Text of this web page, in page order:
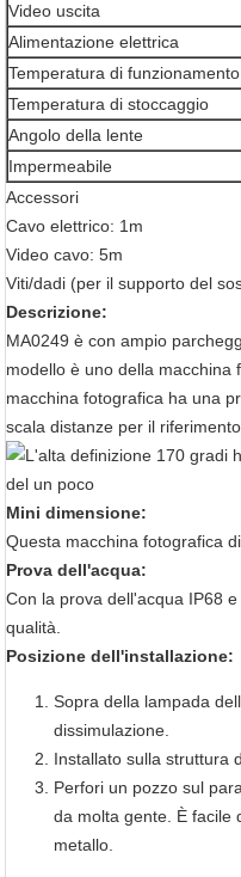
Video uscita
Alimentazione elettrica
Temperatura di funzionamento
Temperatura di stoccaggio
Angolo della lente
Impermeabile
Accessori
Cavo elettrico: 1m
Video cavo: 5m
Viti/dadi (per il supporto del
Descrizione:
MA0249 è con ampio
modello è uno della macchina
macchina fotografica ha una
scala distanze per il
Mini dimensione:
Questa macchina fotografica
Prova dell'acqua:
Con la prova dell'acqua IP68
qualità.
Posizione dell'installazione:
Sopra della lampada
dissimulazione.
Installato sulla struttura
Perfori un pozzo sul
da molta gente. È facile
metallo.